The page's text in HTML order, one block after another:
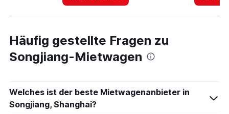
Häufig gestellte Fragen zu
Songjiang-Mietwagen
Welches ist der beste Mietwagenanbieter in
Songjiang, Shanghai?